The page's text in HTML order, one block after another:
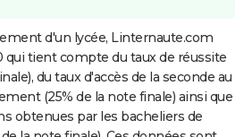
d'un lycée, Linternaute.com
qui tient compte du taux de réussite
du taux d'accès de la seconde au
(25% de la note finale) ainsi que
obtenues par les bacheliers de